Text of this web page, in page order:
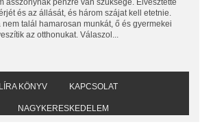
és az állását, és három szájat kell etetnie.
nem talál hamarosan munkát, ő és gyermekei
az otthonukat. Válaszol...
LÍRA KÖNYV KAPCSOLAT
NAGYKERESKEDELEM